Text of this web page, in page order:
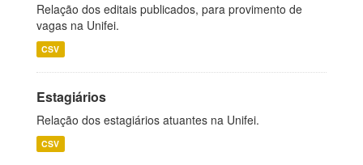
Relação dos editais publicados, para provimento de
vagas na Unifei.
CSV
Estagiários
Relação dos estagiários atuantes na Unifei.
CSV